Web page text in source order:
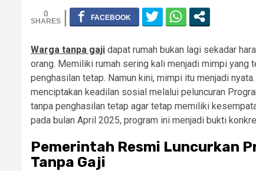
0
Warga tanpa gaji dapat rumah bukan lagi sekadar
orang. Memiliki rumah sering kali menjadi mimpi
penghasilan tetap. Namun kini, mimpi itu menjadi
menciptakan keadilan sosial melalui peluncuran
tanpa penghasilan tetap agar tetap memiliki
pada bulan April 2025, program ini menjadi bukti
Pemerintah Resmi Luncurkan
Tanpa Gaji